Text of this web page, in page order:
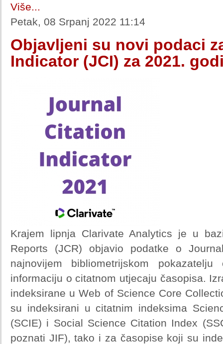
Više...
Petak, 08 Srpanj 2022 11:14
Objavljeni su novi podaci
Indicator (JCI) za 2021.
Krajem lipnja Clarivate Analytics je u
Reports (JCR) objavio podatke o
najnovijem bibliometrijskom
informaciju o citatnom utjecaju časopisa.
indeksirane u Web of Science Core
su indeksirani u citatnim indeksima
(SCIE) i Social Science Citation Index
poznati JIF), tako i za časopise koji su